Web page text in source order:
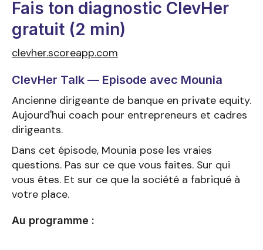
Fais ton diagnostic ClevHer
gratuit (2 min)
clevher.scoreapp.com
ClevHer Talk — Episode avec Mounia
Ancienne dirigeante de banque en private equity.
Aujourd'hui coach pour entrepreneurs et cadres
dirigeants.
Dans cet épisode, Mounia pose les vraies
questions. Pas sur ce que vous faites. Sur qui
vous êtes. Et sur ce que la société a fabriqué à
votre place.
Au programme :